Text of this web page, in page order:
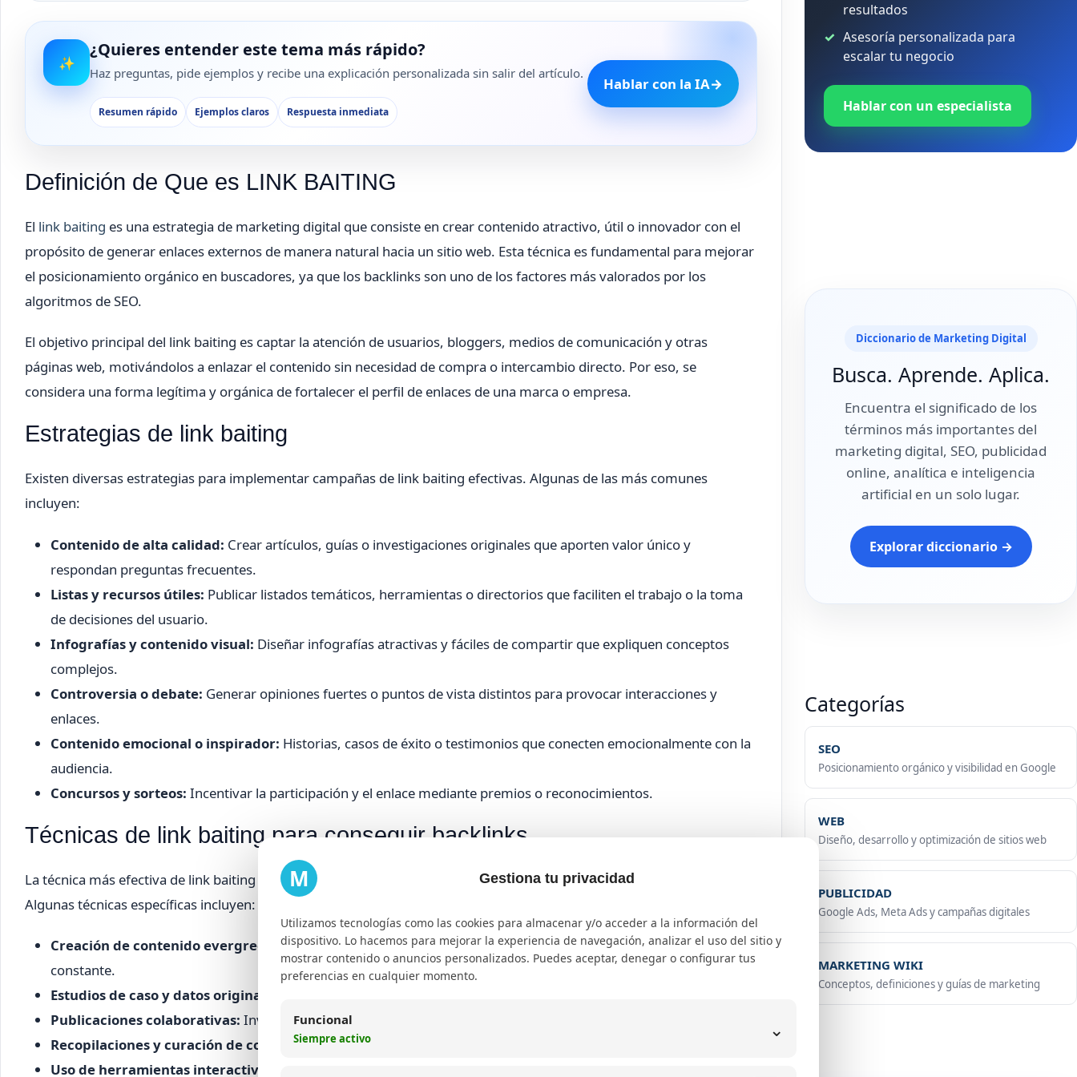
✨
¿Quieres entender este tema más rápido?
Haz preguntas, pide ejemplos y recibe una explicación personalizada sin salir del artículo.
Resumen rápido Ejemplos claros Respuesta inmediata
Hablar con la IA→
Definición de Que es LINK BAITING
El link baiting es una estrategia de marketing digital que consiste en crear contenido atractivo, útil o innovador con el
propósito de generar enlaces externos de manera natural hacia un sitio web. Esta técnica es fundamental para mejorar
el posicionamiento orgánico en buscadores, ya que los backlinks son uno de los factores más valorados por los
algoritmos de SEO.
El objetivo principal del link baiting es captar la atención de usuarios, bloggers, medios de comunicación y otras
páginas web, motivándolos a enlazar el contenido sin necesidad de compra o intercambio directo. Por eso, se
considera una forma legítima y orgánica de fortalecer el perfil de enlaces de una marca o empresa.
Estrategias de link baiting
Existen diversas estrategias para implementar campañas de link baiting efectivas. Algunas de las más comunes
incluyen:
Contenido de alta calidad: Crear artículos, guías o investigaciones originales que aporten valor único y
respondan preguntas frecuentes.
Listas y recursos útiles: Publicar listados temáticos, herramientas o directorios que faciliten el trabajo o la toma
de decisiones del usuario.
Infografías y contenido visual: Diseñar infografías atractivas y fáciles de compartir que expliquen conceptos
complejos.
Controversia o debate: Generar opiniones fuertes o puntos de vista distintos para provocar interacciones y
enlaces.
Contenido emocional o inspirador: Historias, casos de éxito o testimonios que conecten emocionalmente con la
audiencia.
Concursos y sorteos: Incentivar la participación y el enlace mediante premios o reconocimientos.
Técnicas de link baiting para conseguir backlinks
La técnica más efectiva de link baiting es aquella que se adapta al perfil de la audiencia y al sector en el que se compite.
Algunas técnicas específicas incluyen:
Creación de contenido evergreen:
Material que permanece relevante en el tiempo, atrayendo enlaces de forma
constante.
Estudios de caso y datos originales:
Publicaciones colaborativas: Involucrar a influencers o expertos para que compartan y enlacen el contenido.
Recopilaciones y curación de contenido:Agrupar información útil y bien organizada para facilitar su consulta.
Uso de herramientas interactivas:
resultados
Asesoría personalizada para
escalar tu negocio
Hablar con un especialista
Diccionario de Marketing Digital
Busca. Aprende. Aplica.
Encuentra el significado de los
términos más importantes del
marketing digital, SEO, publicidad
online, analítica e inteligencia
artificial en un solo lugar.
Explorar diccionario →
Categorías
SEO
Posicionamiento orgánico y visibilidad en Google
WEB
Diseño, desarrollo y optimización de sitios web
PUBLICIDAD
Google Ads, Meta Ads y campañas digitales
MARKETING WIKI
Conceptos, definiciones y guías de marketing
M Gestiona tu privacidad
Utilizamos tecnologías como las cookies para almacenar y/o acceder a la información del
dispositivo. Lo hacemos para mejorar la experiencia de navegación, analizar el uso del sitio y
mostrar contenido o anuncios personalizados. Puedes aceptar, denegar o configurar tus
preferencias en cualquier momento.
Funcional
Siempre activo ⌄